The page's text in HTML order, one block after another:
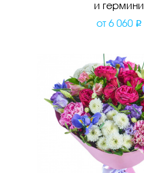
и гермини
от 6 060